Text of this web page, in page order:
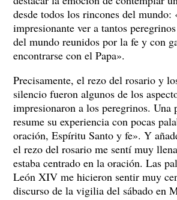
desde todos los rincones del mundo:
impresionante ver a tantos
del mundo reunidos por la fe y con
encontrarse con el Papa».
Precisamente, el rezo del rosario y
silencio fueron algunos de los
impresionaron a los peregrinos. Una
resume su experiencia con pocas
oración, Espíritu Santo y fe». Y
el rezo del rosario me sentí muy
estaba centrado en la oración. Las
León XIV me hicieron sentir muy
discurso de la vigilia del sábado en